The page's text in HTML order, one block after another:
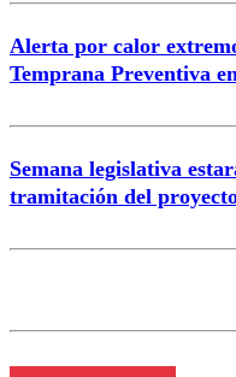
Alerta por calor
Temprana Preventiva
Semana legislativa
tramitación del